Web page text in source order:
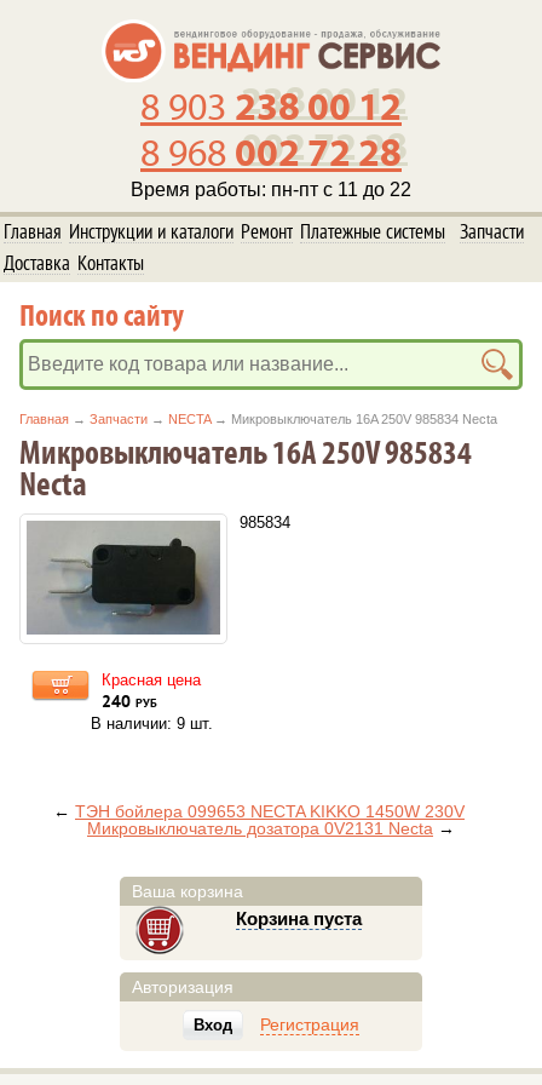
8 903 238 00 12
8 968 002 72 28
Время работы: пн-пт с 11 до 22
Главная Инструкции и каталоги Ремонт Платежные системы
Запчасти
Доставка Контакты
Авторизация
Вход Регистрация
Поиск по сайту
Главная → Запчасти → NECTA→ Микровыключатель 16A 250V 985834 Necta
Микровыключатель 16A 250V 985834
Necta
985834
Красная цена
240 руб
В наличии: 9 шт.
← ТЭН бойлера 099653 NECTA KIKKO 1450W 230V
Микровыключатель дозатора 0V2131 Necta →
Ваша корзина
Корзина пуста